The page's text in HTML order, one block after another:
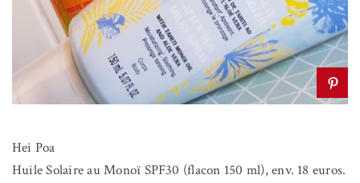
Hei Poa
Huile Solaire au Monoï SPF30 (flacon 150 ml), env. 18 euros.